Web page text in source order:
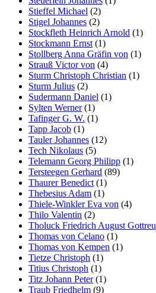
Stieffel Michael (2)
Stigel Johannes (2)
Stockfleth Heinrich Arnold (1)
Stockmann Ernst (1)
Stollberg Anna Gräfin von (1)
Strauß Victor von (4)
Sturm Christoph Christian (1)
Sturm Julius (2)
Sudermann Daniel (1)
Sylten Werner(1)
Tafinger G. W. (1)
Tapp Jacob (1)
Tauler Johannes (12)
Tech Nikolaus (5)
Telemann Georg Philipp (1)
Tersteegen Gerhard (89)
Thaurer Benedict (1)
Thebesius Adam (1)
Thiele-Winkler Eva von (4)
Thilo Valentin (2)
Tholuck Friedrich August Gottreu
Thomas von Celano (1)
Thomas von Kempen (1)
Tietze Christoph (1)
Titius Christoph (1)
Titz Johann Peter(1)
Traub Friedhelm (9)